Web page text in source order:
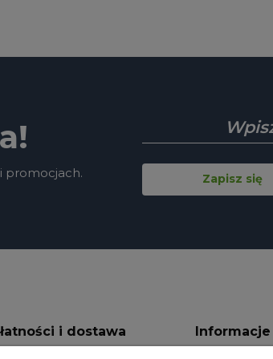
promocjach. Zapisz się
i dostawa Informacje